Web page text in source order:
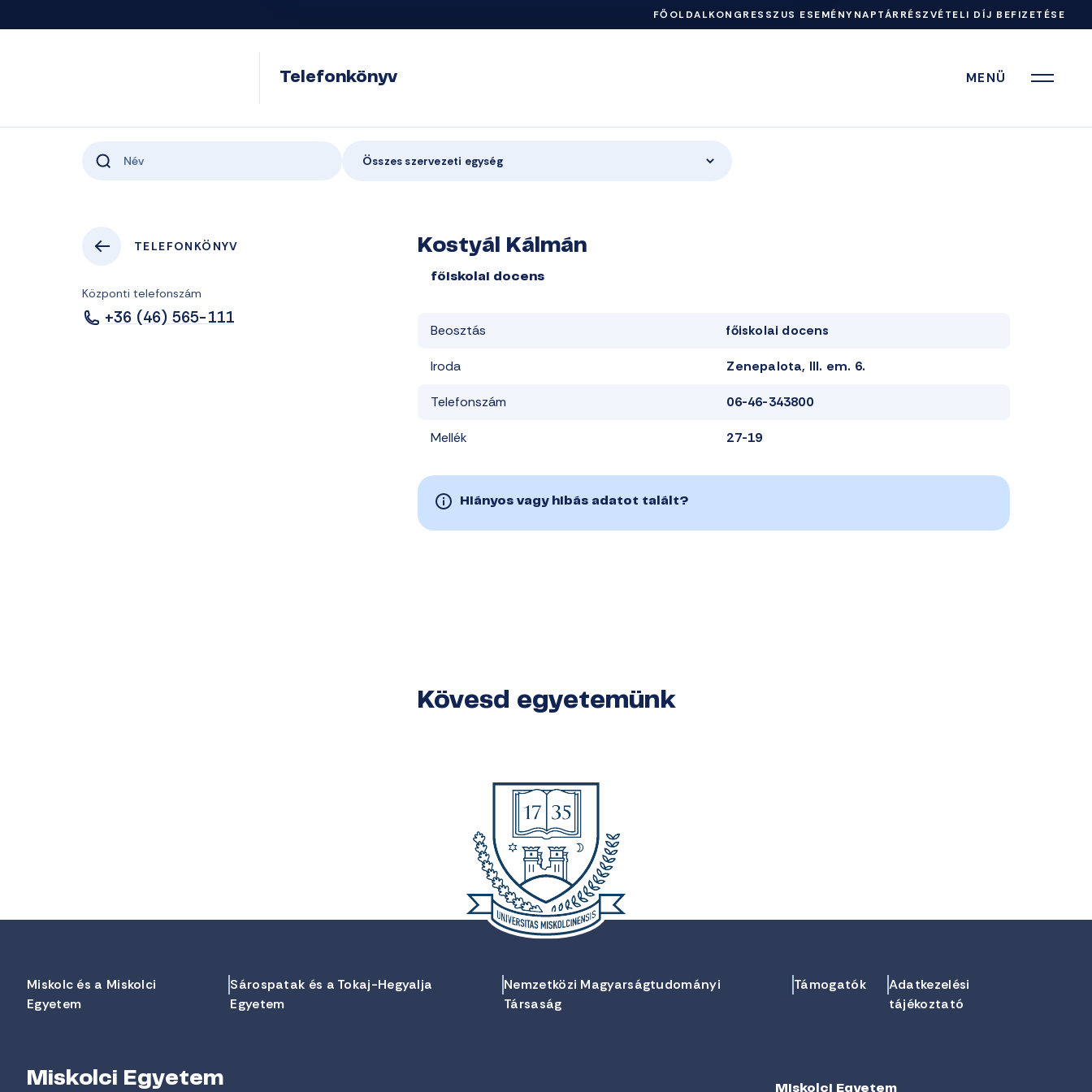
FŐOLDALKONGRESSZUS ESEMÉNYNAPTÁRRÉSZVÉTELI DÍJ BEFIZETÉSE
Telefonkönyv MENÜ
Összes szervezeti egység
TELEFONKÖNYV
Központi telefonszám
+36 (46) 565-111
Kostyál Kálmán
főiskolai docens
Beosztás főiskolai docens
Iroda Zenepalota, III. em. 6.
Telefonszám 06-46-343800
Mellék 27-19
Hiányos vagy hibás adatot talált?
Kövesd egyetemünk
Miskolc és a Miskolci
Egyetem
Sárospatak és a Tokaj-Hegyalja
Egyetem
Nemzetközi Magyarságtudományi
Társaság
Támogatók
Adatkezelési
tájékoztató
Miskolci Egyetem Miskolci Egyetem